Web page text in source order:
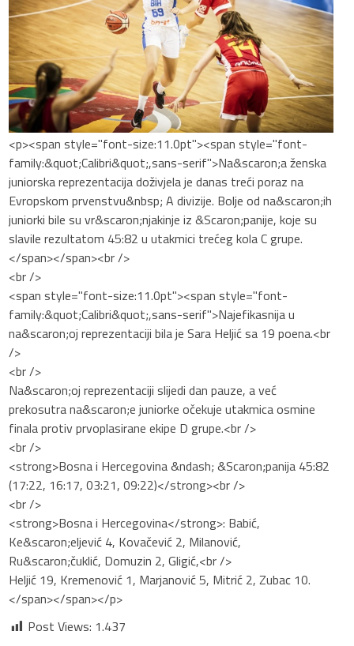
<p><span style="font-size:11.0pt"><span style="font-
family:&quot;Calibri&quot;,sans-serif">Na&scaron;a ženska
juniorska reprezentacija doživjela je danas treći poraz na
Evropskom prvenstvu&nbsp; A divizije. Bolje od na&scaron;ih
juniorki bile su vr&scaron;njakinje iz &Scaron;panije, koje su
slavile rezultatom 45:82 u utakmici trećeg kola C grupe.
</span></span><br />
<br />
<span style="font-size:11.0pt"><span style="font-
family:&quot;Calibri&quot;,sans-serif">Najefikasnija u
na&scaron;oj reprezentaciji bila je Sara Heljić sa 19 poena.<br
/>
<br />
Na&scaron;oj reprezentaciji slijedi dan pauze, a već
prekosutra na&scaron;e juniorke očekuje utakmica osmine
finala protiv prvoplasirane ekipe D grupe.<br />
<br />
<strong>Bosna i Hercegovina &ndash; &Scaron;panija 45:82
(17:22, 16:17, 03:21, 09:22)</strong><br />
<br />
<strong>Bosna i Hercegovina</strong>: Babić,
Ke&scaron;eljević 4, Kovačević 2, Milanović,
Ru&scaron;čuklić, Domuzin 2, Gligić,<br />
Heljić 19, Kremenović 1, Marjanović 5, Mitrić 2, Zubac 10.
</span></span></p>
Post Views: 1.437